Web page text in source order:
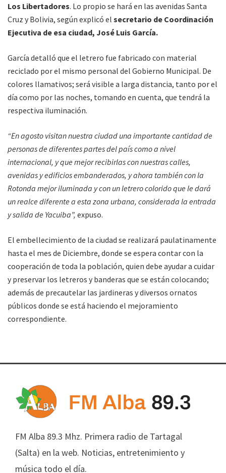
Los Libertadores. Lo propio se hará en las avenidas Santa
Cruz y Bolivia, según explicó el secretario de Coordinación
Ejecutiva de esa ciudad, José Luis García.
García detalló que el letrero fue fabricado con material
reciclado por el mismo personal del Gobierno Municipal. De
colores llamativos; será visible a larga distancia, tanto por el
día como por las noches, tomando en cuenta, que tendrá la
respectiva iluminación.
“En agosto visitan nuestra ciudad una importante cantidad de
personas de diferentes partes del país como a nivel
internacional, y que mejor recibirlas con nuestras calles,
avenidas y edificios embanderados, y ahora también con la
Rotonda mejor iluminada y con un letrero colorido que le dará
un realce diferente a esta zona urbana, considerada la entrada
y salida de Yacuiba”, expuso.
El embellecimiento de la ciudad se realizará paulatinamente
hasta el mes de Diciembre, donde se espera contar con la
cooperación de toda la población, quien debe ayudar a cuidar
y preservar los letreros y banderas que se están colocando;
además de precautelar las jardineras y diversos ornatos
públicos donde se está haciendo el mejoramiento
correspondiente.
FM Alba 89.3 Mhz. Primera radio de Tartagal
(Salta) en la web. Noticias, entretenimiento y
música todo el día.